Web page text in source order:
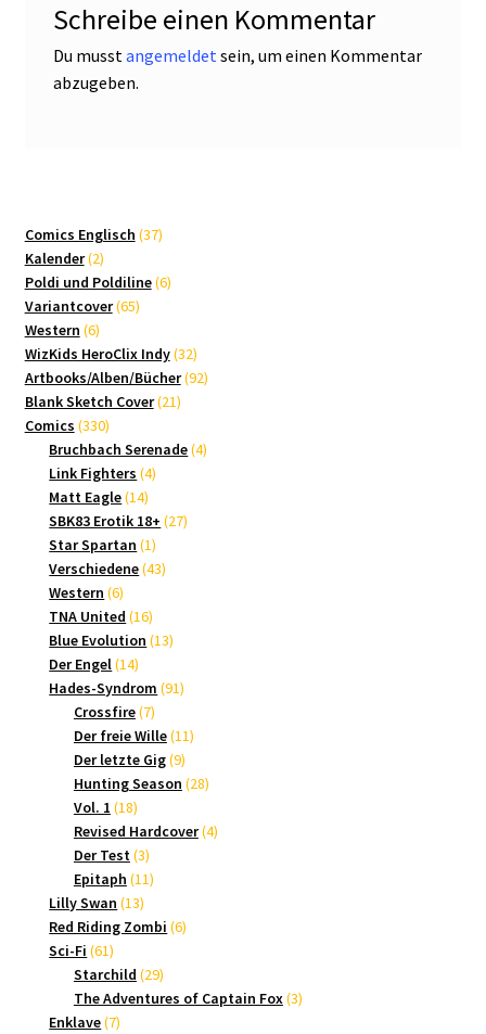
Schreibe einen Kommentar
Du musst angemeldet sein, um einen Kommentar
abzugeben.
Comics Englisch 3737
Kalender 22
Produkte
Poldi und Poldiline 66
Variantcover 6565
Western 66
Produkte
WizKids HeroClix Indy 3232
Produkte
Artbooks/Alben/Bücher 9292
Blank Sketch Cover 2121
Comics 330330
Produkte
Bruchbach Serenade 44
Link Fighters 44
Matt Eagle 1414
Produkte
SBK83 Erotik 18+ 2727
Star Spartan 11
Produkt
Verschiedene 4343
Western 66
Produkte
TNA United 1616
Produkte
Blue Evolution 1313
Der Engel 1414
Produkte
Hades-Syndrom 9191
Crossfire 77
Produkte
Der freie Wille 1111
Der letzte Gig 99
Produkte
Hunting Season 2828
Vol. 1 1818
Produkte
Revised Hardcover 44
Der Test 33
Produkte
Epitaph 1111
Lilly Swan 1313
Produkte
Red Riding Zombi 66
Sci-Fi 6161
Produkte
Starchild 2929
Produkte
The Adventures of Captain Fox 33
Enklave 77